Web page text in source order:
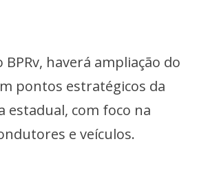
BPRv, haverá ampliação do
pontos estratégicos da
estadual, com foco na
e veículos.